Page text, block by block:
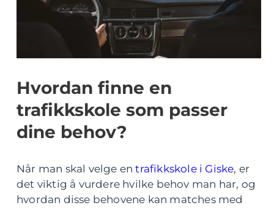
Hvordan finne en
trafikkskole som passer
dine behov?
Når man skal velge entrafikkskole i Giske, er
det viktig å vurdere hvilke behov man har, og
hvordan disse behovene kan matches med